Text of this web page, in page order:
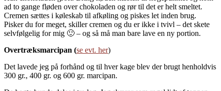
ad to gange fløden over chokoladen og rør til det er helt smeltet.
Cremen sættes i køleskab til afkøling og piskes let inden brug.
Pisker du for meget, skiller cremen og du er ikke i tvivl – det skete
selvfølgelig for mig 🙂 – og så må man bare lave en ny portion.
Overtræksmarcipan (se evt. her)
Det lavede jeg på forhånd og til hver kage blev der brugt henholdvis
300 gr., 400 gr. og 600 gr. marcipan.